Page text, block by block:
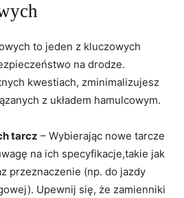
to jeden z kluczowych
na drodze.
kwestiach, zminimalizujesz
z układem hamulcowym.
tarcz – ⁤Wybierając nowe tarcze
na‍ ich specyfikacje,takie jak
przeznaczenie (np. do jazdy
Upewnij się, że zamienniki